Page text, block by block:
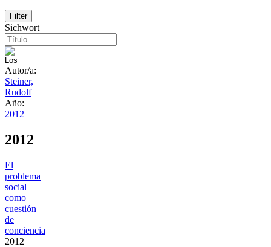
Sichwort
Autor/a:
Steiner,
Rudolf
Año:
2012
2012
El
problema
social
como
cuestión
de
conciencia
2012